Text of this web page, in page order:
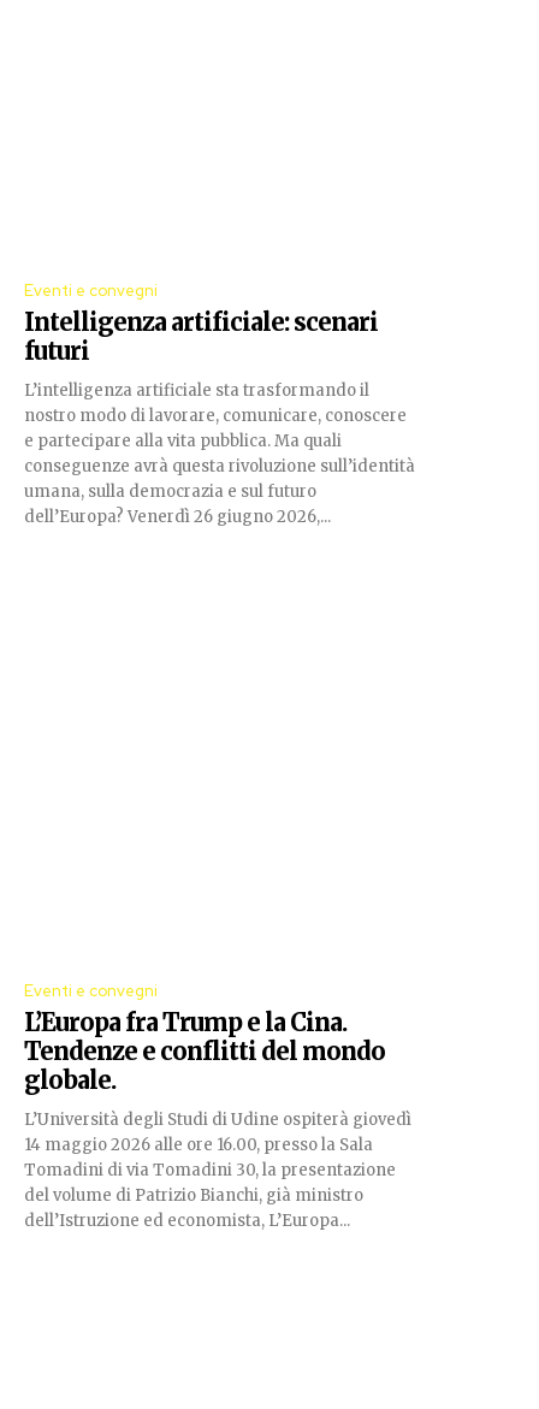
Eventi e convegni
Intelligenza artificiale: scenari
futuri
L’intelligenza artificiale sta trasformando il
nostro modo di lavorare, comunicare, conoscere
e partecipare alla vita pubblica. Ma quali
conseguenze avrà questa rivoluzione sull’identità
umana, sulla democrazia e sul futuro
dell’Europa? Venerdì 26 giugno 2026,...
Eventi e convegni
L’Europa fra Trump e la Cina.
Tendenze e conflitti del mondo
globale.
L’Università degli Studi di Udine ospiterà giovedì
14 maggio 2026 alle ore 16.00, presso la Sala
Tomadini di via Tomadini 30, la presentazione
del volume di Patrizio Bianchi, già ministro
dell’Istruzione ed economista, L’Europa...